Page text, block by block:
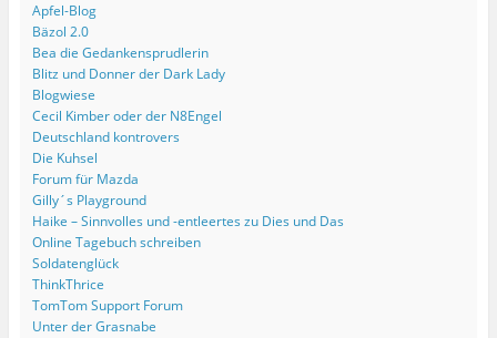
Apfel-Blog
Bäzol 2.0
Bea die Gedankensprudlerin
Blitz und Donner der Dark Lady
Blogwiese
Cecil Kimber oder der N8Engel
Deutschland kontrovers
Die Kuhsel
Forum für Mazda
Gilly´s Playground
Haike – Sinnvolles und -entleertes zu Dies und Das
Online Tagebuch schreiben
Soldatenglück
ThinkThrice
TomTom Support Forum
Unter der Grasnabe